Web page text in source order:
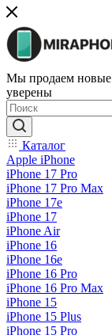
Мы продаем новые
уверены
Каталог
Apple iPhone
iPhone 17 Pro
iPhone 17 Pro Max
iPhone 17e
iPhone 17
iPhone Air
iPhone 16
iPhone 16e
iPhone 16 Pro
iPhone 16 Pro Max
iPhone 15
iPhone 15 Plus
iPhone 15 Pro